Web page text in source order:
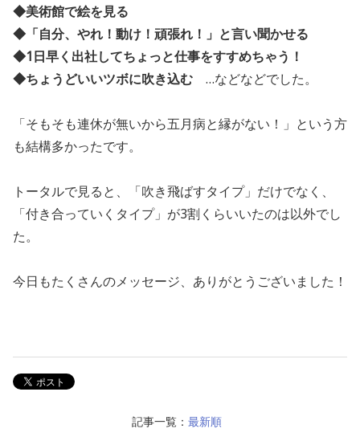
◆美術館で絵を見る
◆「自分、やれ！動け！頑張れ！」と言い聞かせる
◆1日早く出社してちょっと仕事をすすめちゃう！
◆ちょうどいいツボに吹き込む …などなどでした。
「そもそも連休が無いから五月病と縁がない！」 という方
も結構多かったです。
トータルで見ると、「吹き飛ばすタイプ」だけでなく、
「付き合っていくタイプ」が3割くらいいたのは以外でし
た。
今日もたくさんのメッセージ、ありがとうございました！
記事一覧： 最新順